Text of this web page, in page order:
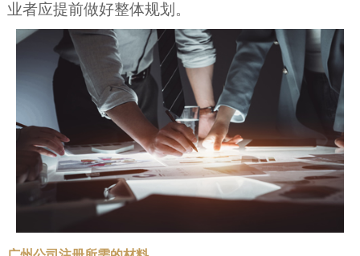
业者应提前做好整体规划。